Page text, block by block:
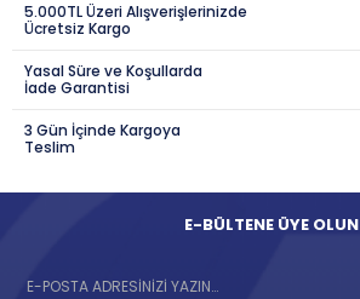
5.000TL Üzeri Alışverişlerinizde
Ücretsiz Kargo
Yasal Süre ve Koşullarda
İade Garantisi
3 Gün İçinde Kargoya
Teslim
E-BÜLTENE ÜYE OLUN